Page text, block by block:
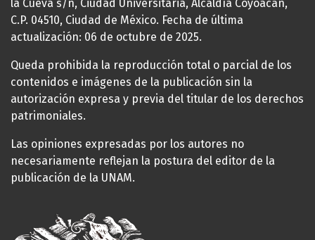
la Cueva s/n, Ciudad Universitaria, Alcaldía Coyoacán,
C.P. 04510, Ciudad de México. Fecha de última
actualización: 06 de octubre de 2025.
Queda prohibida la reproducción total o parcial de los
contenidos e imágenes de la publicación sin la
autorización expresa y previa del titular de los derechos
patrimoniales.
Las opiniones expresadas por los autores no
necesariamente reflejan la postura del editor de la
publicación de la UNAM.